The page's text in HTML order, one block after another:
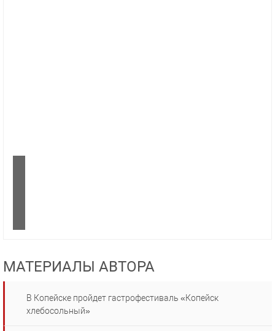
МАТЕРИАЛЫ АВТОРА
В Копейске пройдет гастрофестиваль «Копейск
хлебосольный»